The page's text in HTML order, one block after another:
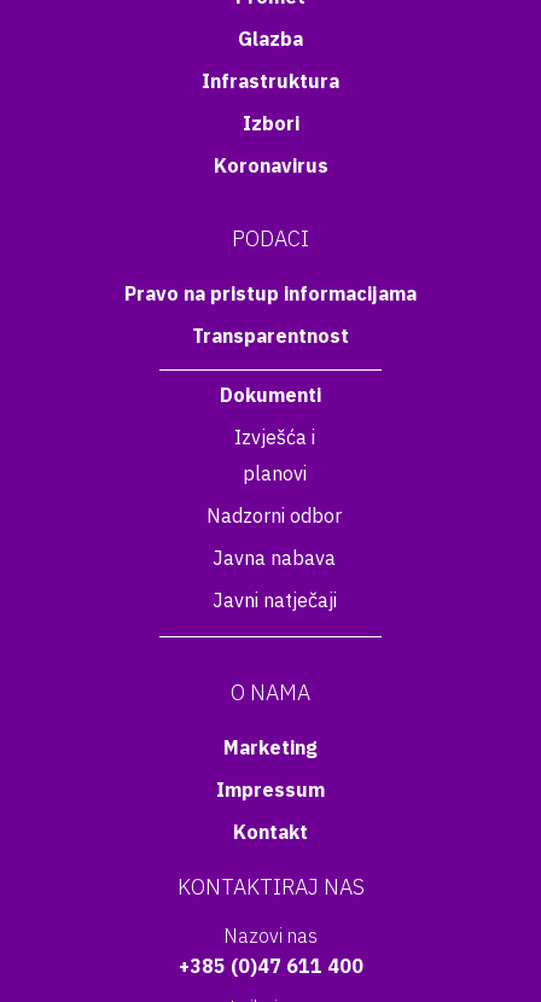
Glazba
Infrastruktura
Izbori
Koronavirus
PODACI
Pravo na pristup informacijama
Transparentnost
Dokumenti
Izvješća i
planovi
Nadzorni odbor
Javna nabava
Javni natječaji
O NAMA
Marketing
Impressum
Kontakt
KONTAKTIRAJ NAS
Nazovi nas
+385 (0)47 611 400